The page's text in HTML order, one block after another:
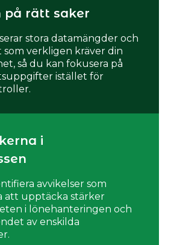
på rätt saker
stora datamängder och
som verkligen kräver din
så du kan fokusera på
istället för
i
avvikelser som
att upptäcka stärker
i lönehanteringen och
av enskilda